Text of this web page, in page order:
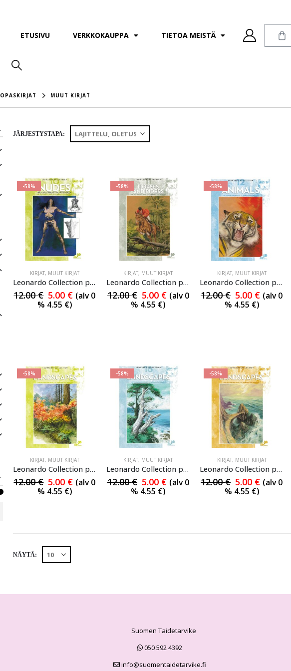
ETUSIVU VERKKOKAUPPA TIETOA MEISTÄ
OPASKIRJAT MUUT KIRJAT
JÄRJESTYSTAPA:
-58%
KIRJAT, MUUT KIRJAT
Leonardo Collection piirto-opas 10
12.00€ 5.00 € (alv 0
% 4.55 €)
-58%
KIRJAT, MUUT KIRJAT
Leonardo Collection piirto-opas 11
12.00€ 5.00 € (alv 0
% 4.55 €)
-58%
KIRJAT, MUUT KIRJAT
Leonardo Collection piirto-opas 12
12.00€ 5.00 € (alv 0
% 4.55 €)
-58%
KIRJAT, MUUT KIRJAT
Leonardo Collection piirto-opas 15
12.00€ 5.00 € (alv 0
% 4.55 €)
-58%
KIRJAT, MUUT KIRJAT
Leonardo Collection piirto-opas 16
12.00€ 5.00 € (alv 0
% 4.55 €)
-58%
KIRJAT, MUUT KIRJAT
Leonardo Collection piirto-opas 17
12.00€ 5.00 € (alv 0
% 4.55 €)
NÄYTÄ:
Suomen Taidetarvike
050 592 4392
info@suomentaidetarvike.fi